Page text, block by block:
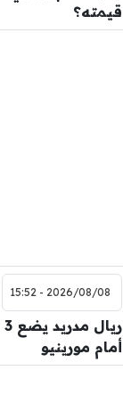
قيمته؟
2026/08/08 - 15:52
أمام مورينيو